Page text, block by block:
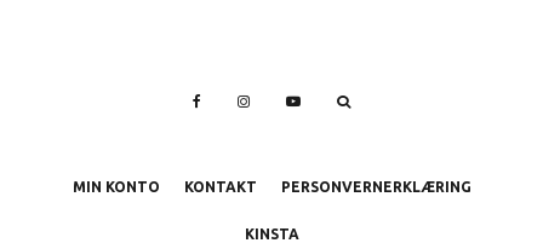
MIN KONTO KONTAKT PERSONVERNERKLÆRING
KINSTA